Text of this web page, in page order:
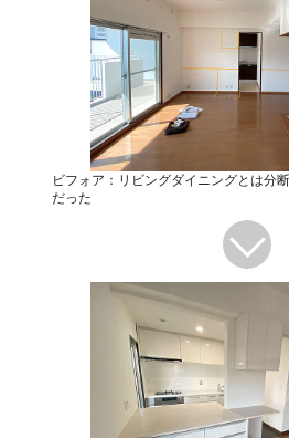
ビフォア：リビングダイニングとは分
だった